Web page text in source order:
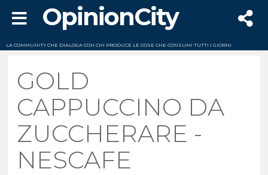
OpinionCity
LA COMMUNITY CHE DIALOGA CON CHI PRODUCE LE COSE CHE CONSUMI TUTTI I GIORNI
GOLD
CAPPUCCINO DA
ZUCCHERARE -
NESCAFE